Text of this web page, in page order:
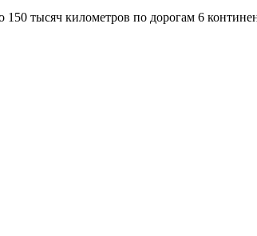
150 тысяч километров по дорогам 6